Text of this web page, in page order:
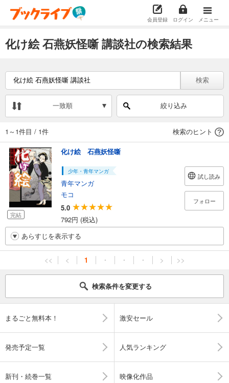
会員登録 ログイン メニュー
化け絵 石燕妖怪噺 講談社の検索結果
検索
一致順 絞り込み
1～1件目 / 1件 検索のヒント
完結
化け絵 石燕妖怪噺
少年・青年マンガ
青年マンガ
モコ
5.0
792円 (税込)
試し読み
フォロー
あらすじを表示する
<< < 1 ・ ・ ・ > >>
検索条件を変更する
まるごと無料本！ 激安セール
発売予定一覧 人気ランキング
新刊・続巻一覧 映像化作品